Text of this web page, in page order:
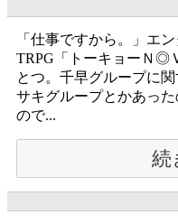
「仕事ですから。」エ
TRPG「トーキョーＮ◎
とつ。千早グループに
サキグループとかあっ
ので...
続